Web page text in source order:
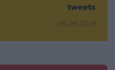
tweets
08.06.2018